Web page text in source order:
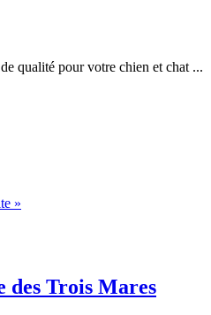
qualité pour votre chien et chat ...
»
Trois Mares